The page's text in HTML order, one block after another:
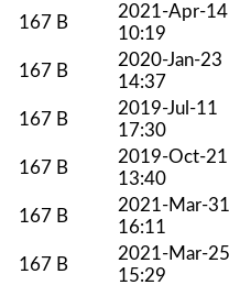
167 B
2021-Apr-14
10:19
167 B
2020-Jan-23
14:37
167 B
2019-Jul-11
17:30
167 B
2019-Oct-21
13:40
167 B
2021-Mar-31
16:11
167 B
2021-Mar-25
15:29